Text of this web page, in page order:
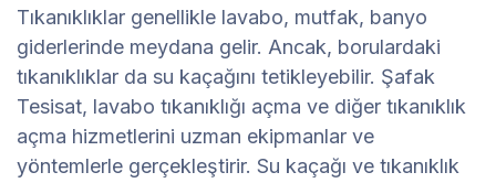
Tıkanıklıklar genellikle lavabo, mutfak, banyo
giderlerinde meydana gelir. Ancak, borulardaki
tıkanıklıklar da su kaçağını tetikleyebilir. Şafak
Tesisat, lavabo tıkanıklığı açma ve diğer tıkanıklık
açma hizmetlerini uzman ekipmanlar ve
yöntemlerle gerçekleştirir. Su kaçağı ve tıkanıklık